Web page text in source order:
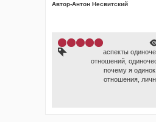
Автор-Антон Несвитский
аспекты
отношений
почему я одинок
отношения